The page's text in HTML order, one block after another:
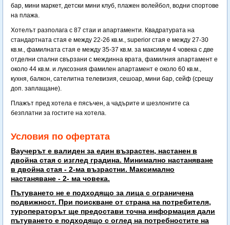
бар, мини маркет, детски мини клуб, плажен волейбол, водни спортове
на плажа.
Хотелът разполага с 87 стаи и апартаменти. Квадратурата на
стандартната стая е между 22-26 кв.м., superior стая е между 27-30
кв.м., фамилната стая е между 35-37 кв.м. за максимум 4 човека с две
отделни спални свързани с междинна врата, фамилния апартамент е
около 44 кв.м. и луксозния фамилен апартамент е около 60 кв.м.,
кухня, балкон, сателитна телевизия, сешоар, мини бар, сейф (срещу
доп. заплащане).
Плажът пред хотела е пясъчен, а чадърите и шезлонгите са
безплатни за гостите на хотела.
Условия по офертата
Ваучерът е валиден за един възрастен, настанен в
двойна стая с изглед градина. Минимално настаняване
в двойна стая - 2-ма възрастни. Максимално
настаняване - 2- ма човека.
Пътуването не е подходящо за лица с ограничена
подвижност. При поискване от страна на потребителя,
туроператорът ще предостави точна информация дали
пътуването е подходящо с оглед на потребностите на